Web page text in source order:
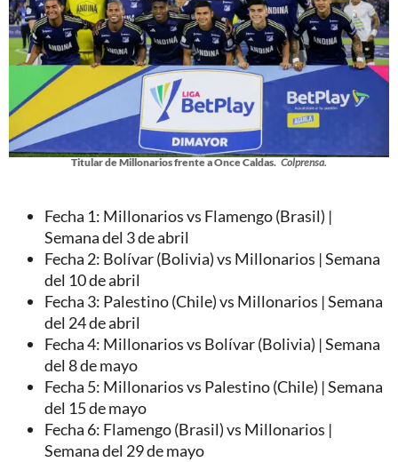
Titular de Millonarios frente a Once Caldas. Colprensa.
Fecha 1: Millonarios vs Flamengo (Brasil) |
Semana del 3 de abril
Fecha 2: Bolívar (Bolivia) vs Millonarios | Semana
del 10 de abril
Fecha 3: Palestino (Chile) vs Millonarios | Semana
del 24 de abril
Fecha 4: Millonarios vs Bolívar (Bolivia) | Semana
del 8 de mayo
Fecha 5: Millonarios vs Palestino (Chile) | Semana
del 15 de mayo
Fecha 6: Flamengo (Brasil) vs Millonarios |
Semana del 29 de mayo